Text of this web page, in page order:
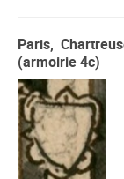
Paris,
(armoirie 4c)